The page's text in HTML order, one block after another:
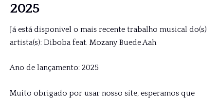
2025
Já está disponivel o mais recente trabalho musical do(s)
artista(s): Diboba feat. Mozany Buede Aah
Ano de lançamento: 2025
Muito obrigado por usar nosso site, esperamos que